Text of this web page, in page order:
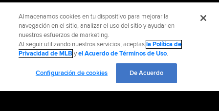
Almacenamos cookies en tu dispositivo para mejorar la
navegación en el sitio, analizar el uso del sitio y ayudar en
nuestros esfuerzos de marketing.
Al seguir utilizando nuestros servicios, aceptasla Política de
Privacidad de MLB yel Acuerdo de Términos de Uso.
Configuración de cookies De Acuerdo